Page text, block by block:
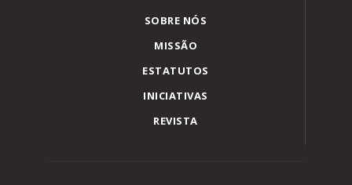
SOBRE NÓS
MISSÃO
ESTATUTOS
INICIATIVAS
REVISTA